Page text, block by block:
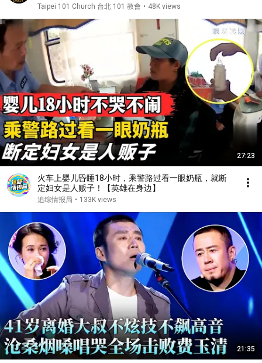
Taipei 101 Church 台北 101 教會 • 48K views
27:23
火车上婴儿昏睡18小时，乘警路过看一眼奶瓶，就断
定妇女是人贩子！【英雄在身边】
追综情报局 • 133K views
21:35